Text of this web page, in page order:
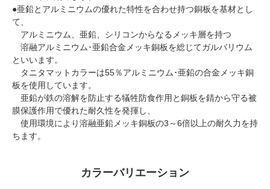
●亜鉛とアルミニウムの優れた特性を合わせ持つ銅板を基材とし
て、
アルミニウム、亜鉛、シリコンからなるメッキ層を持つ
溶融アルミニウム･亜鉛合金メッキ銅板を総じてガルバリウム
といいます。
タニタマットカラーは55％アルミニウム･亜鉛の合金メッキ銅
板を使用しています。
亜鉛が鉄の溶解を防止する犠牲防食作用と銅板を錆から守る被
膜保護作用で優れた耐久性を発揮し、
使用環境により溶融亜鉛メッキ銅板の3～6倍以上の耐久力を持
ちます。
カラーバリエーション